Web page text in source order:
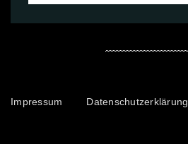
Impressum Datenschutzerklärung